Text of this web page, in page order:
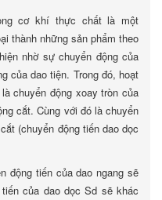
cơ khí thực chất là một
thành những sản phẩm theo
nhờ sự chuyển động của
của dao tiện. Trong đó, hoạt
chuyển động xoay tròn của
cắt. Cùng với đó là chuyển
(chuyển động tiến dao dọc
động tiến của dao ngang sẽ
của dao dọc Sd sẽ khác